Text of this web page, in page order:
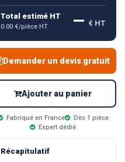
Total estimé HT
0.00 €/pièce HT — € HT
Demander un devis gratuit
Ajouter au panier
Fabriqué en France
Dès 1 pièce
Expert dédié
Récapitulatif